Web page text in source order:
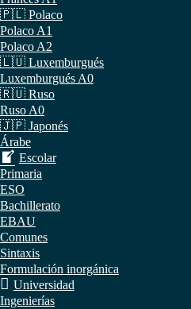
🇵🇱 Polaco
Polaco A1
Polaco A2
🇱🇺 Luxemburgués
Luxemburgués A0
🇷🇺 Ruso
Ruso A0
🇯🇵 Japonés
Árabe
Escolar
Primaria
ESO
Bachillerato
EBAU
Comunes
Sintaxis
Formulación inorgánica
Universidad
Ingenierías